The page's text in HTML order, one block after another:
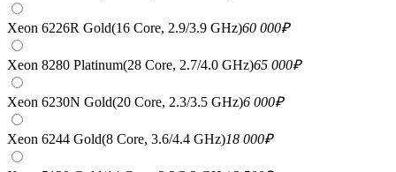
Xeon 6226R Gold(16 Core, 2.9/3.9 GHz)60 000₽
Xeon 8280 Platinum(28 Core, 2.7/4.0 GHz)65 000₽
Xeon 6230N Gold(20 Core, 2.3/3.5 GHz)6 000₽
Xeon 6244 Gold(8 Core, 3.6/4.4 GHz)18 000₽